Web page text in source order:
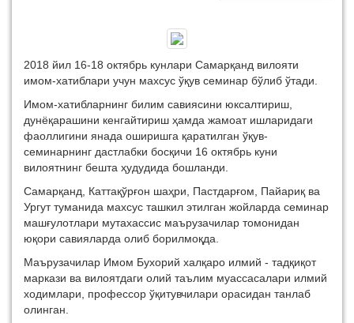
2018 йил 16-18 октябрь кунлари Самарқанд вилояти
имом-хатиблари учун махсус ўқув семинар бўлиб ўтади.
Имом-хатибларнинг билим савиясини юксалтириш,
дунёқарашини кенгайтириш ҳамда жамоат ишларидаги
фаоллигини янада оширишга қаратилган ўқув-
семинарнинг дастлабки босқичи 16 октябрь куни
вилоятнинг бешта ҳудудида бошланди.
Самарқанд, Каттақўрғон шаҳри, Пастдарғом, Пайариқ ва
Ургут туманида махсус ташкил этилган жойларда семинар
машғулотлари мутахассис маърузачилар томонидан
юқори савияларда олиб борилмоқда.
Маърузачилар Имом Бухорий халқаро илмий - тадқиқот
маркази ва вилоятдаги олий таълим муассасалари илмий
ходимлари, профессор ўқитувчилари орасидан танлаб
олинган.